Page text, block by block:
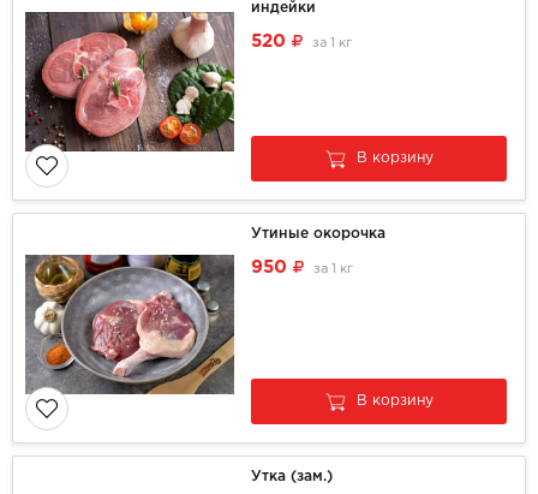
индейки
520 за 1 кг
В корзину
Утиные окорочка
950 за 1 кг
В корзину
Утка (зам.)